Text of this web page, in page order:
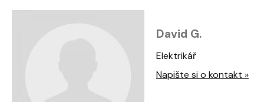
David G.
Elektrikář
Napište si o kontakt »